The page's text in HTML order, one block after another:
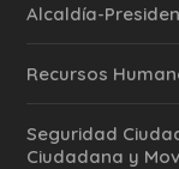
Alcaldía-
Recursos
Seguridad
Ciudadana y